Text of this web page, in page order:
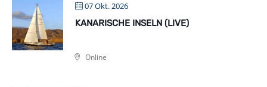
07 Okt. 2026
KANARISCHE INSELN (LIVE)
Online